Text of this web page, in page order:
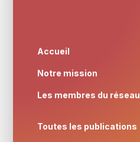
Accueil
Notre mission
Les membres du réseau
Toutes les publications